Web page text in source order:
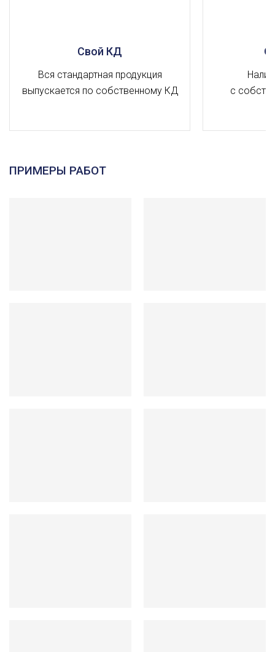
Свой КД
Вся стандартная продукция
выпускается по собственному КД
с
ПРИМЕРЫ РАБОТ